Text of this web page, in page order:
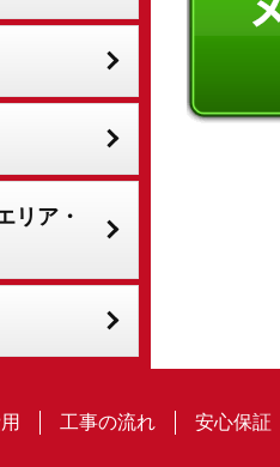
リア・
工事の流れ 安心保証